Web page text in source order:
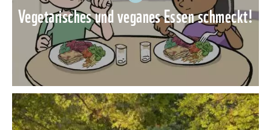
Vegetarisches und veganes Essen schmeckt!